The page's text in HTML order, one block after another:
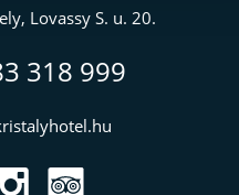
Lovassy S. u. 20.
318 999